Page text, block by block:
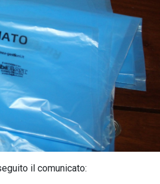
il comunicato: